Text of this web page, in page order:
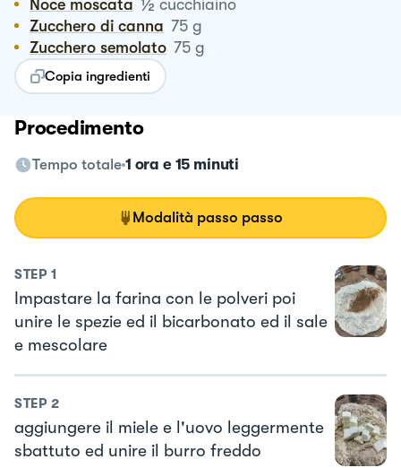
Noce moscata ½ cucchiaino
Zucchero di canna 75 g
Zucchero semolato 75 g
Copia ingredienti
Procedimento
Tempo totale 1 ora e 15 minuti
Modalità passo passo
STEP 1
Impastare la farina con le polveri poi
unire le spezie ed il bicarbonato ed il sale
e mescolare
STEP 2
aggiungere il miele e l'uovo leggermente
sbattuto ed unire il burro freddo